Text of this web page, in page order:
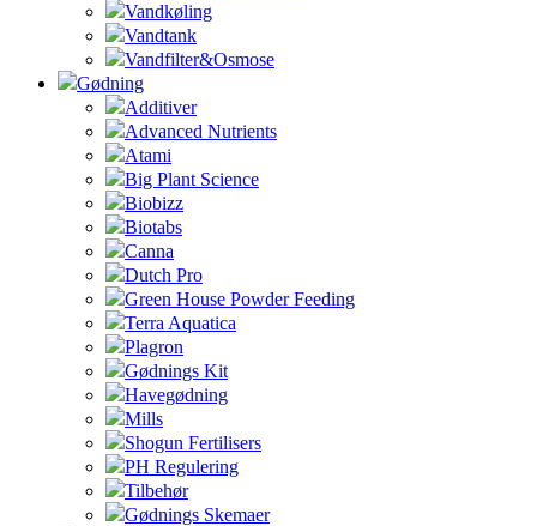
Vandkøling
Vandtank
Vandfilter&Osmose
Gødning
Additiver
Advanced Nutrients
Atami
Big Plant Science
Biobizz
Biotabs
Canna
Dutch Pro
Green House Powder Feeding
Terra Aquatica
Plagron
Gødnings Kit
Havegødning
Mills
Shogun Fertilisers
PH Regulering
Tilbehør
Gødnings Skemaer